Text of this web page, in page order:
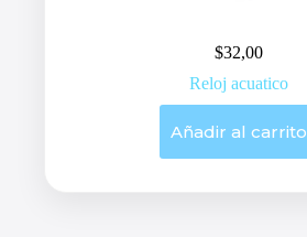
$32,00
Reloj acuatico
Añadir al carrito